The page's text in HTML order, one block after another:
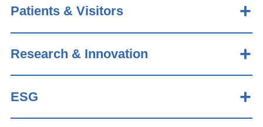
Patients & Visitors
Research & Innovation
ESG